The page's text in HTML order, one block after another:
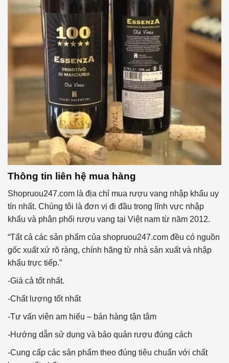
Thông tin liên hệ mua hàng
Shopruou247.com là địa chỉ mua rượu vang nhập khẩu uy
tín nhất. Chúng tôi là đơn vị đi đầu trong lĩnh vực nhập
khẩu và phân phối rượu vang tại Việt nam từ năm 2012.
“Tất cả các sản phẩm của shopruou247.com đều có nguồn
gốc xuất xứ rõ ràng, chính hãng từ nhà sản xuất và nhập
khẩu trực tiếp.”
-Giá cả tốt nhất.
-Chất lượng tốt nhất
-Tư vấn viên am hiểu – bán hàng tận tâm
-Hướng dẫn sử dụng và bảo quản rượu đúng cách
-Cung cấp các sản phẩm theo đúng tiêu chuẩn với chất